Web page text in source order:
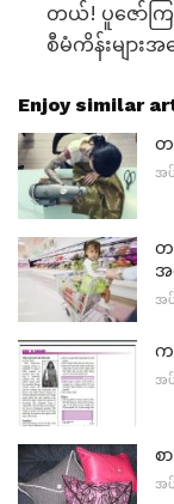
တယ်! ပူဇော်ကြ
စီမံကိန်းမျာ
Enjoy similar
တ
အ
တ
အ
အ
က
အ
စ
အ